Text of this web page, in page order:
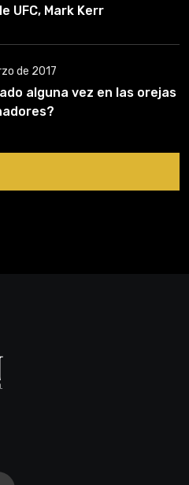
UFC, Mark Kerr
de 2017
alguna vez en las orejas